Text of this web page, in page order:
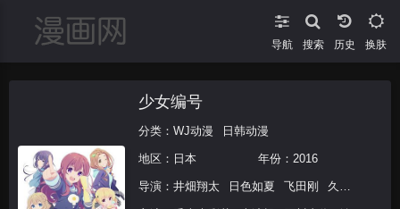
导航 搜索 换肤
少女编号
分类： WJ动漫 日韩动漫
地区： 日本 年份： 2016
导演： 井畑翔太 日色如夏 飞田刚 久慈悟郎